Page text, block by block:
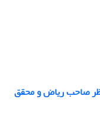
صاحب ریاض و محقق